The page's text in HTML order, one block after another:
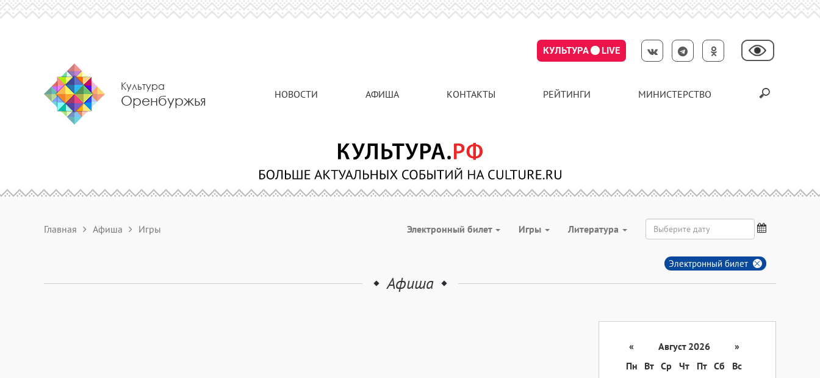
КУЛЬТУРА LIVE
Культура
Оренбуржья НОВОСТИ АФИША КОНТАКТЫ РЕЙТИНГИ МИНИСТЕРСТВО
Главная Афиша Игры Электронный билет Игры Литература
Электронный билет
Афиша
« Август 2026
»
Пн
Вт Ср Чт Пт Сб
Вс